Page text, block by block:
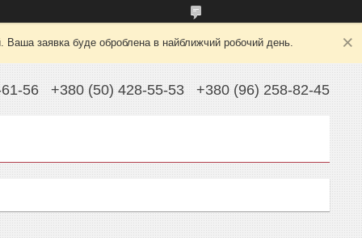
Ваша заявка буде оброблена в найближчий робочий день.
56 +380 (50) 428-55-53 +380 (96) 258-82-45